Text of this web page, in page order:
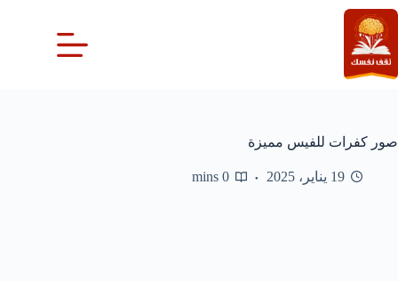
التجاوز
إلى
المحتوى
صور كفرات للفيس مميزة
19 يناير، 2025 0 mins